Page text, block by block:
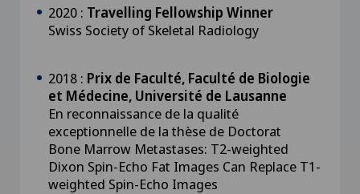
2020 : Travelling Fellowship Winner
Swiss Society of Skeletal Radiology
2018 : Prix de Faculté, Faculté de Biologie
et Médecine, Université de Lausanne
En reconnaissance de la qualité
exceptionnelle de la thèse de Doctorat
Bone Marrow Metastases: T2-weighted
Dixon Spin-Echo Fat Images Can Replace T1-
weighted Spin-Echo Images